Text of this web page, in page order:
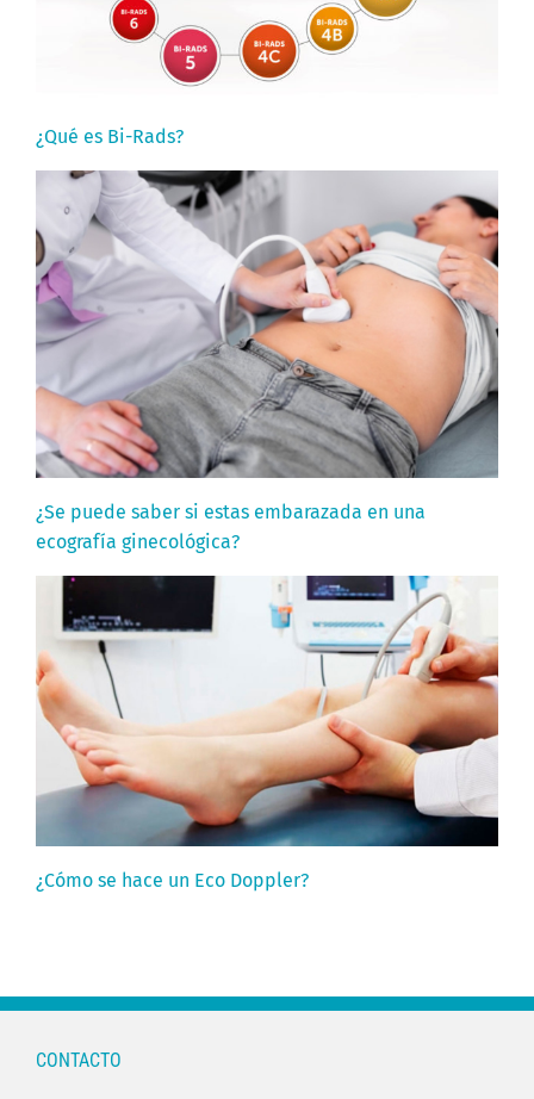
¿Qué es Bi-Rads?
¿Se puede saber si estas embarazada en una
ecografía ginecológica?
¿Cómo se hace un Eco Doppler?
CONTACTO